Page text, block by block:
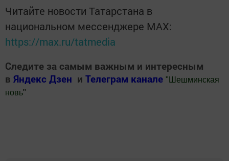
Читайте новости Татарстана в
национальном мессенджере MАХ:
https://max.ru/tatmedia
Следите за самым важным и интересным
в Яндекс Дзен и Телеграм канале " Шешминская
новь"